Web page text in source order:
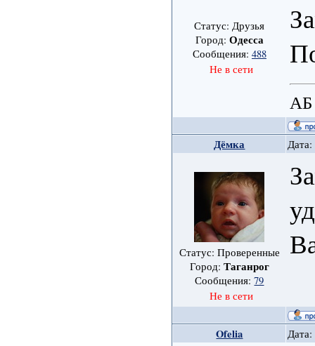
Статус: Друзья
Город: Одесса
Сообщения: 488
Не в сети
АБ
Дёмка
Статус: Проверенные
Город: Таганрог
Сообщения:79
Не в сети
Ofelia